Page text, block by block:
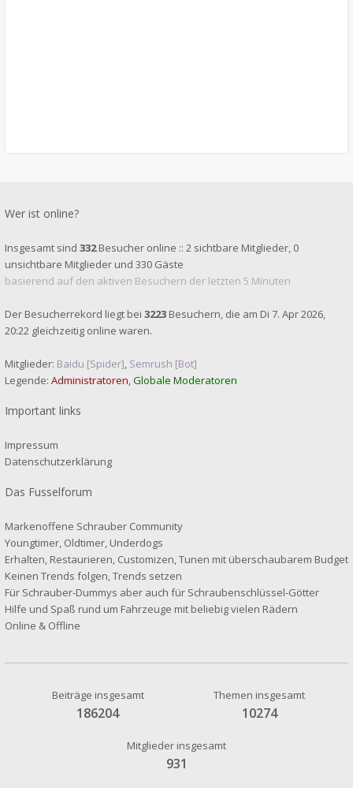
Wer ist online?
Insgesamt sind 332Besucher online :: 2 sichtbare Mitglieder, 0
unsichtbare Mitglieder und 330 Gäste
basierend auf den aktiven Besuchern der letzten 5 Minuten
Der Besucherrekord liegt bei 3223 Besuchern, die am Di 7. Apr 2026,
20:22 gleichzeitig online waren.
Mitglieder: Baidu [Spider], Semrush [Bot]
Legende: Administratoren,Globale Moderatoren
Important links
Impressum
Datenschutzerklärung
Das Fusselforum
Markenoffene Schrauber Community
Youngtimer, Oldtimer, Underdogs
Erhalten, Restaurieren, Customizen, Tunen mit überschaubarem Budget
Keinen Trends folgen, Trends setzen
Für Schrauber-Dummys aber auch für Schraubenschlüssel-Götter
Hilfe und Spaß rund um Fahrzeuge mit beliebig vielen Rädern
Online & Offline
Beiträge insgesamt
186204
Themen insgesamt
10274
Mitglieder insgesamt
931